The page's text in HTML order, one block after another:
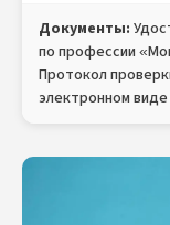
Документы:
по профессии
Протокол
электронном